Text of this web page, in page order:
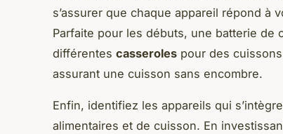
s’assurer que chaque appareil répond à
Parfaite pour les débuts, une batterie de
différentes casseroles pour des
assurant une cuisson sans encombre.
Enfin, identifiez les appareils qui
alimentaires et de cuisson. En